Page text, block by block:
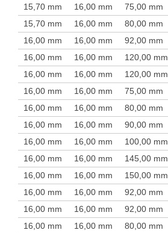
15,70 mm 16,00 mm 75,00 mm
15,70 mm
16,00 mm 80,00 mm
16,00 mm
16,00 mm 92,00 mm
16,00 mm
16,00 mm 120,00 mm
16,00 mm
16,00 mm 120,00 mm
16,00 mm
16,00 mm 75,00 mm
16,00 mm
16,00 mm 80,00 mm
16,00 mm
16,00 mm 90,00 mm
16,00 mm
16,00 mm 100,00 mm
16,00 mm
16,00 mm 145,00 mm
16,00 mm
16,00 mm 150,00 mm
16,00 mm
16,00 mm 92,00 mm
16,00 mm
16,00 mm 92,00 mm
16,00 mm
16,00 mm 80,00 mm